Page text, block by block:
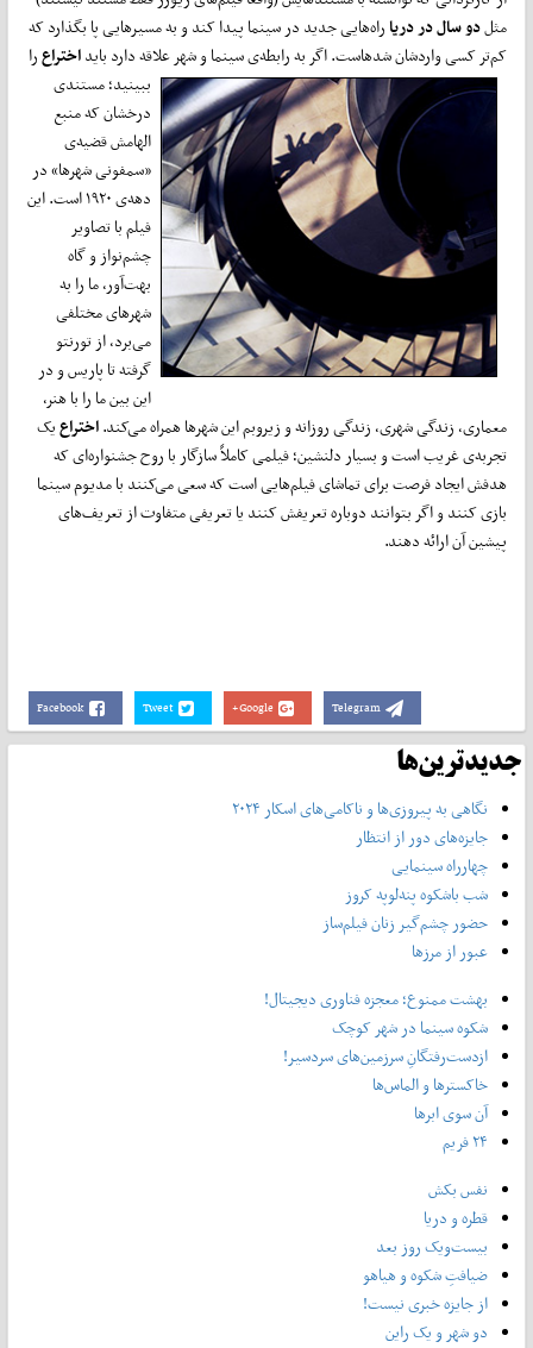
مثلدو سال در دریاراه‌هایی جدید در سینما پیدا کند و به مسیرهایی پا بگذارد که
کم‌تر کسی واردشان شدهاست. اگر به رابطه‌ی سینما و شهر علاقه دارد بایداختراعرا
ببینید؛مستندی
درخشان که منبع
الهامش قضیه‌ی
«سمفونی شهرها» در
دهه‌ی ۱۹۲۰ است. این
فیلم با تصاویر
چشم‌نواز و گاه
بهت‌آور، ما را به
شهرهای مختلفی
می‌برد، از تورنتو
گرفته تا پاریس و در
این بین ما را با هنر،
معماری، زندگی شهری، زندگی روزانه و زیروبم این شهرها همراه می‌کند.اختراعیک
تجربه‌ی غریب است و بسیار دلنشین؛ فیلمی کاملاً سازگار با روح جشنواره‌ای که
هدفش ایجاد فرصت برای تماشای فیلم‌هایی است که سعی می‌کنند با مدیوم سینما
بازی کنند و اگر بتوانند دوباره تعریفش کنند یا تعریفی متفاوت از تعریف‌های
پیشین آن ارائه دهند.
Facebook Tweet Google+ Telegram
جدیدترین‌ها
نگاهی به پیروزی‌ها و ناکامی‌های اسکار ۲۰۲۴
جایزه‌های دور از انتظار
چهارراه سینمایی
شب باشکوه‌ پنه‌لوپه کروز
حضور چشم‌گیر زنان فیلم‌ساز
عبور از مرزها
بهشت ممنوع؛ معجزه فناوری دیجیتال!
شکوه سینما در شهر کوچک
ازدست‌رفتگانِ سرزمین‌های سردسیر!
خاکسترها و الماس‌ها
آن سوی ابرها
۲۴ فریم
نفس بکش
قطره و دریا
بیست‌ویک روز بعد
ضیافتِ شکوه و هیاهو
از جایزه خبری نیست!
دو شهر و یک راین